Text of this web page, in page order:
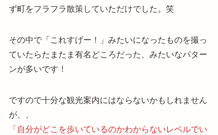
ず町をフラフラ散策していただけでした。笑
その中で「これすげー！」みたいになったものを撮っ
ていたらたまたま有名どころだった、みたいなパター
ンが多いです！
ですので十分な観光案内にはならないかもしれません
が、、
「自分がどこを歩いているのかわからないレベルでい